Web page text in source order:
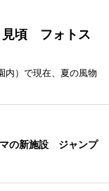
見頃 フォトス
内）で現在、夏の風物
の新施設 ジャンプ